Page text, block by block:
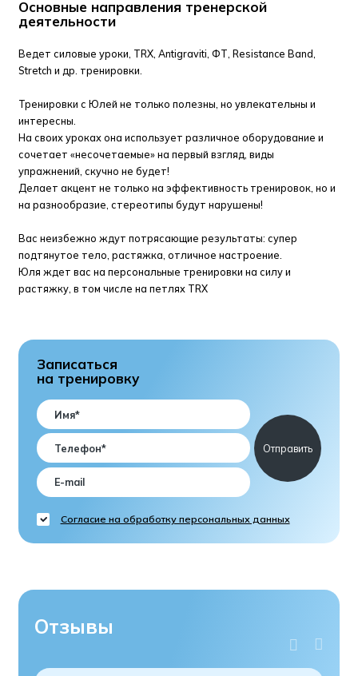
Основные направления тренерской
деятельности
Ведет силовые уроки, ТRX, Antigraviti, ФТ, Resistance Band,
Stretch и др. тренировки.
Тренировки с Юлей не только полезны, но увлекательны и
интересны.
На своих уроках она использует различное оборудование и
сочетает «несочетаемые» на первый взгляд, виды
упражнений, скучно не будет!
Делает акцент не только на эффективность тренировок, но и
на разнообразие, стереотипы будут нарушены!
Вас неизбежно ждут потрясающие результаты: супер
подтянутое тело, растяжка, отличное настроение.
Юля ждет вас на персональные тренировки на силу и
растяжку, в том числе на петлях TRX
Записаться
на тренировку
Согласие на обработку персональных данных
Отзывы